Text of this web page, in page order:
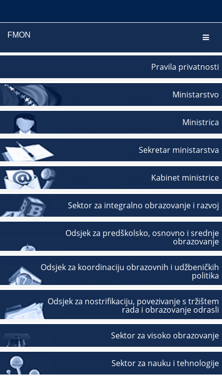
FMON
Pravila privatnosti
Ministarstvo
Ministrica
Sekretar ministarstva
Kabinet ministrice
Sektor za integralno obrazovanje i razvoj
Odsjek za predškolsko, osnovno i srednje
obrazovanje
Odsjek za koordinaciju obrazovnih i udžbeničkih
politika
Odsjek za nostrifikaciju, povezivanje s tržištem
rada i obrazovanje odrasli
Sektor za visoko obrazovanje
Sektor za nauku i tehnologije